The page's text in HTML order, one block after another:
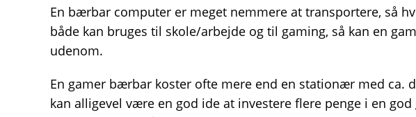
En bærbar computer er meget nemmere at transportere, så
både kan bruges til skole/arbejde og til gaming, så kan en
udenom.
En gamer bærbar koster ofte mere end en stationær med ca.
kan alligevel være en god ide at investere flere penge i en